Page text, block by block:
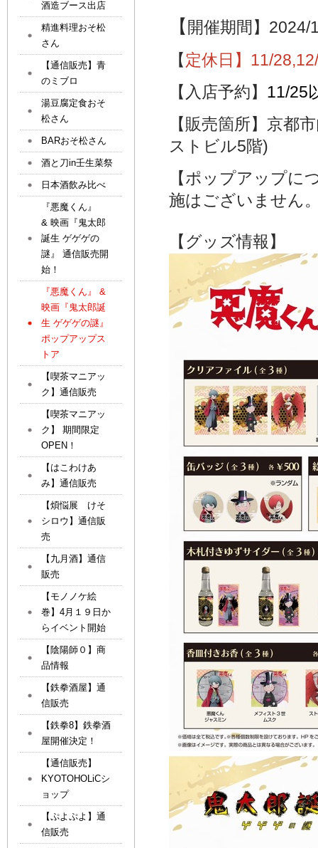
【 開催期間】
【定休日】11/
【入店予約】 11/25
【販売箇所】京都
ストビル5階)
【ポップアップ
施はございません
【グッズ情報】
酒造ブース出店
精進料理おそ松
さん
【通信販売】青
のミブロ
湯豆腐定食おそ
松さん
BARおそ松さん
酒と刀in壬生菜祭
日本酒飲み比べ
『悪魔くん』
& 映画『鬼太郎
誕生 ゲゲゲの
謎』 通信販売開
始！
『悪魔くん』 &
映画『鬼太郎誕
生 ゲゲゲの謎』
ポップアップス
トア
【喫茶マニアッ
ク】通信販売
【喫茶マニアッ
ク】 期間限定
OPEN！
【はこわけあ
み】通信販売
【煩悩展 けそ
シロウ】通信販
売
【九月酒】通信
販売
【モノノケ絵
巻】4月１９日か
らイベント開始
【陰陽師０】商
品情報
【鉄拳酒屋】通
信販売
【鉄拳8】鉄拳酒
屋開催決定！
【通信販売】
KYOTOHOLiCシ
ョップ
【ぷよぷよ】通
信販売